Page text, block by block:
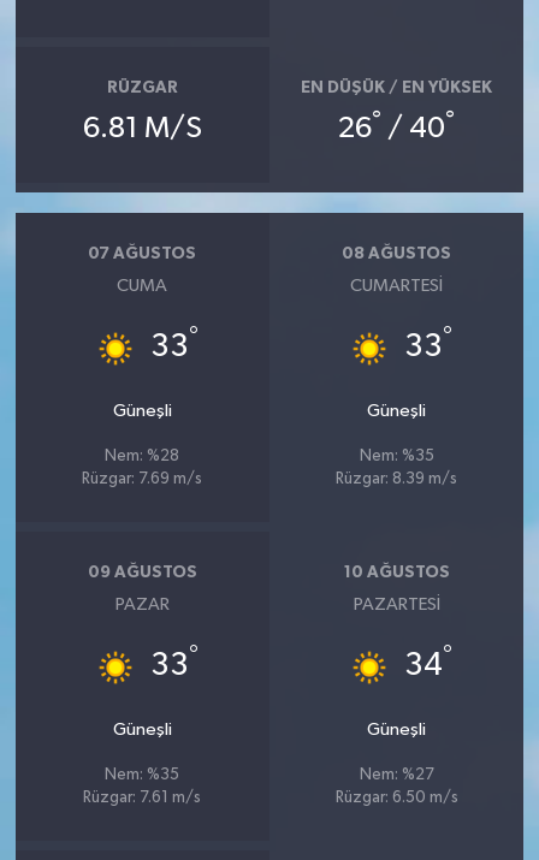
RÜZGAR
6.81 M/S
EN DÜŞÜK / EN YÜKSEK
26° / 40°
07 AĞUSTOS
CUMA
33°
Güneşli
Nem: %28
Rüzgar: 7.69 m/s
08 AĞUSTOS
CUMARTESI
33°
Güneşli
Nem: %35
Rüzgar: 8.39 m/s
09 AĞUSTOS
PAZAR
33°
Güneşli
Nem: %35
Rüzgar: 7.61 m/s
10 AĞUSTOS
PAZARTESI
34°
Güneşli
Nem: %27
Rüzgar: 6.50 m/s